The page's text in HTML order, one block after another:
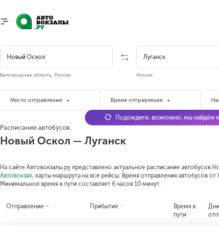
Белгородская область, Россия Россия
Место отправления Время отправления
Расписание автобусов
Новый Оскол — Луганск
На сайте Автовокзалы.ру представлено актуальное расписание автобусов
Автовокзал, карты маршрута на все рейсы. Время отправления автобусов от
Минимальное время в пути составляет 6 часов 10 минут.
Подождите, возможно, мы найдём
Отправление Прибытие
Время в
пути